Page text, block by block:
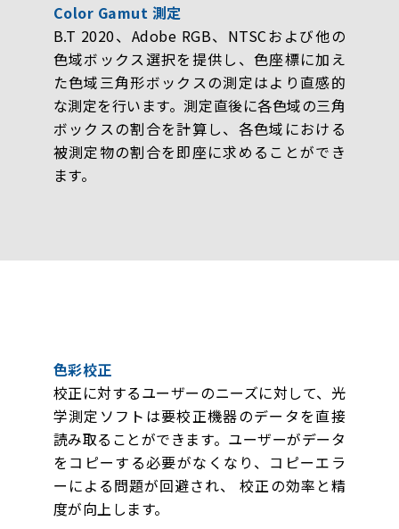
Color Gamut 測定
B.T 2020、Adobe RGB、NTSCおよび他の
色域ボックス選択を提供し、色座標に加え
た色域三角形ボックスの測定はより直感的
な測定を行います。測定直後に各色域の三角
ボックスの割合を計算し、各色域における
被測定物の割合を即座に求めることができ
ます。
色彩校正
校正に対するユーザーのニーズに対して、光
学測定ソフトは要校正機器のデータを直接
読み取ることができます。ユーザーがデータ
をコピーする必要がなくなり、コピーエラ
ーによる問題が回避され、 校正の効率と精
度が向上します。